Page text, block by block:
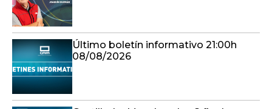
Último boletín informativo 21:00h
08/08/2026